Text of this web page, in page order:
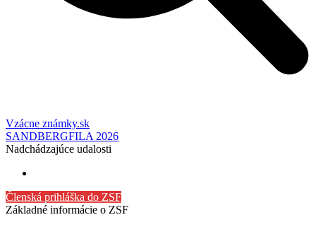
Vzácne známky.sk
SANDBERGFILA 2026
Nadchádzajúce udalosti
Členská prihláška do ZSF
Základné informácie o ZSF